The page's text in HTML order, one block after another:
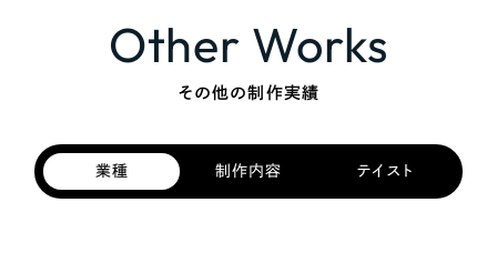
Other Works
その他の制作実績
業種 制作内容 テイスト